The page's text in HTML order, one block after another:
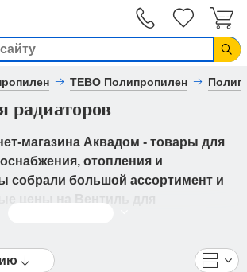
TEBO Полипропилен
радиаторов
магазина Аквадом - товары для
отопления и
собрали большой ассортимент и
Полипропилен БЕЛЫЙ
от ведущих мировых